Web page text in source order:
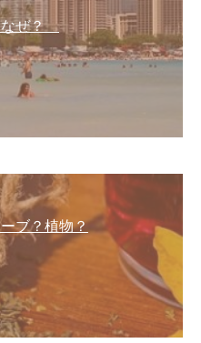
なぜ？
ブ？植物？